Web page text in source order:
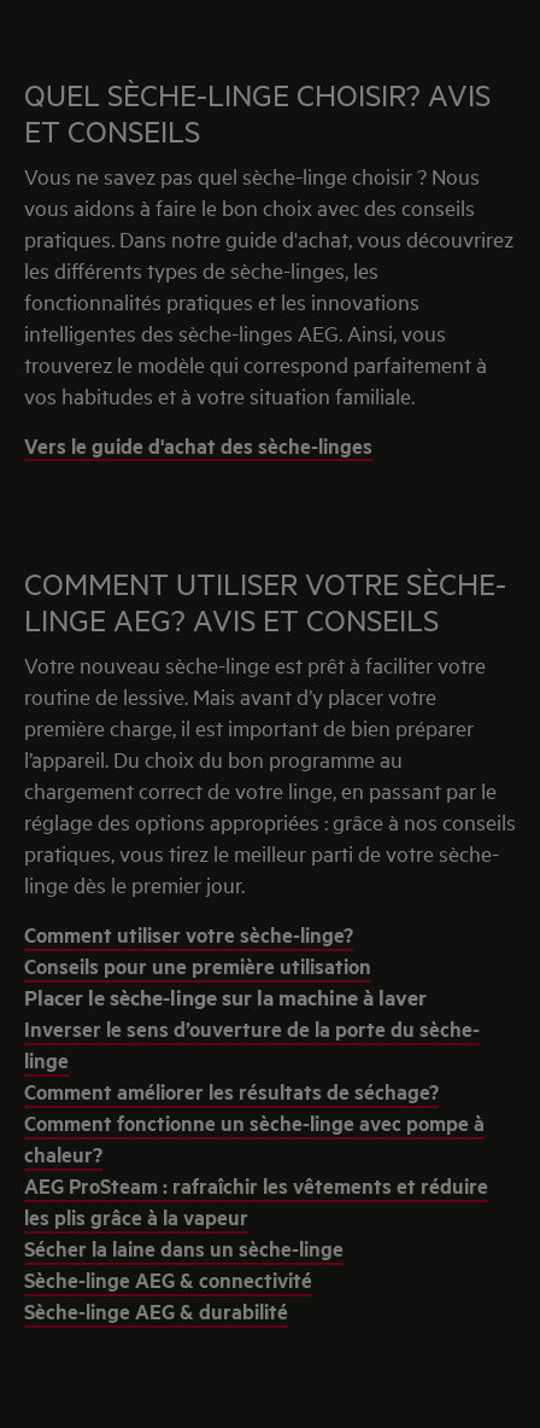
QUEL SÈCHE-LINGE CHOISIR? AVIS
ET CONSEILS
Vous ne savez pas quel sèche-linge choisir ? Nous
vous aidons à faire le bon choix avec des conseils
pratiques. Dans notre guide d'achat, vous découvrirez
les différents types de sèche-linges, les
fonctionnalités pratiques et les innovations
intelligentes des sèche-linges AEG. Ainsi, vous
trouverez le modèle qui correspond parfaitement à
vos habitudes et à votre situation familiale.
Vers le guide d'achat des sèche-linges
COMMENT UTILISER VOTRE SÈCHE-
LINGE AEG? AVIS ET CONSEILS
Votre nouveau sèche-linge est prêt à faciliter votre
routine de lessive. Mais avant d’y placer votre
première charge, il est important de bien préparer
l’appareil. Du choix du bon programme au
chargement correct de votre linge, en passant par le
réglage des options appropriées : grâce à nos conseils
pratiques, vous tirez le meilleur parti de votre sèche-
linge dès le premier jour.
Comment utiliser votre sèche-linge?
Conseils pour une première utilisation
Placer le sèche-linge sur la machine à laver
Inverser le sens d’ouverture de la porte du sèche-
linge
Comment améliorer les résultats de séchage?
Comment fonctionne un sèche-linge avec pompe à
chaleur?
AEG ProSteam : rafraîchir les vêtements et réduire
les plis grâce à la vapeur
Sécher la laine dans un sèche-linge
Sèche-linge AEG & connectivité
Sèche-linge AEG & durabilité